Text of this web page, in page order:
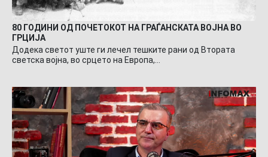
80 ГОДИНИ ОД ПОЧЕТОКОТ НА ГРАЃАНСКАТА ВОЈНА ВО
ГРЦИЈА
Додека светот уште ги лечел тешките рани од Втората
светска војна, во срцето на Европа,…